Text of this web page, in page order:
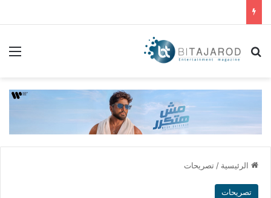
بحث عن
الرئيسية / تصريحات
تصريحات